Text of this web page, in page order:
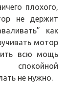
плохого,
не держит
как
мотор
всю мощь
спокойной
не нужно.